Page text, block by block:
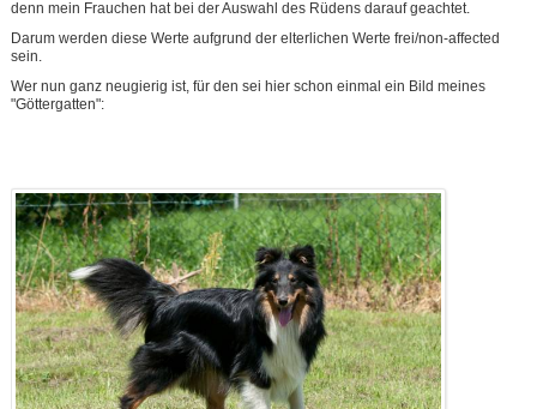
denn mein Frauchen hat bei der Auswahl des Rüdens darauf geachtet.
Darum werden diese Werte aufgrund der elterlichen Werte frei/non-affected
sein.
Wer nun ganz neugierig ist, für den sei hier schon einmal ein Bild meines
"Göttergatten":